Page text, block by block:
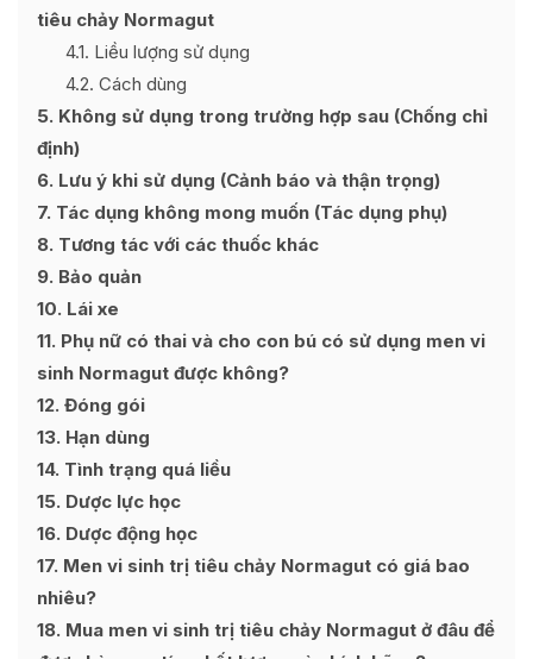
tiêu chảy Normagut
4.1 Liều lượng sử dụng
4.2 Cách dùng
5 Không sử dụng trong trường hợp sau (Chống chỉ
định)
6 Lưu ý khi sử dụng (Cảnh báo và thận trọng)
7 Tác dụng không mong muốn (Tác dụng phụ)
8 Tương tác với các thuốc khác
9 Bảo quản
10 Lái xe
11 Phụ nữ có thai và cho con bú có sử dụng men vi
sinh Normagut được không?
12 Đóng gói
13 Hạn dùng
14 Tình trạng quá liều
15 Dược lực học
16 Dược động học
17 Men vi sinh trị tiêu chảy Normagut có giá bao
nhiêu?
18 Mua men vi sinh trị tiêu chảy Normagut ở đâu để